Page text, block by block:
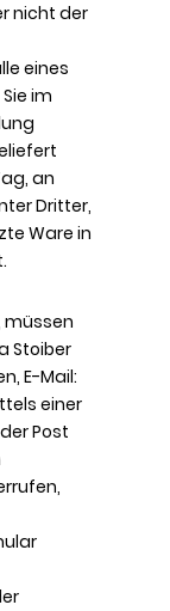
nicht der
eines
im
an
Dritter,
Ware in
müssen
Stoiber
E-Mail:
einer
Post